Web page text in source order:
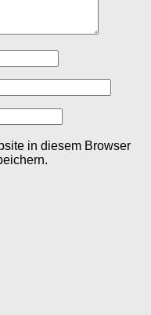
in diesem Browser